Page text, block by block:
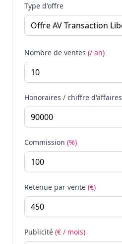
Type d'offre
Nombre de ventes (/ an)
Honoraires / chiffre d'affaires
Commission (%)
Retenue par vente (€)
Publicité (€ / mois)